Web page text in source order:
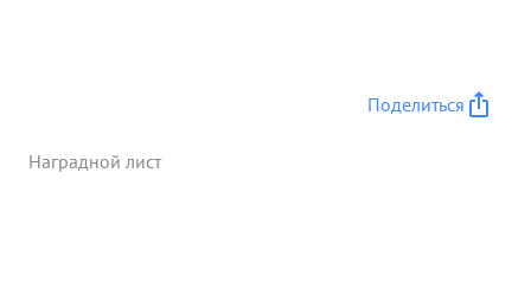
уничтожил : автомашин 3 подвод - 2 и до 15
уничтожила : 12 автомашин, 13 подвод и до 70
Поделиться
Наградной лист